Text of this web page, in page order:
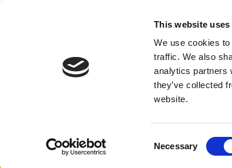
This website
We use cookies
traffic. We also
analytics partners
they’ve collected
website.
o
Necessary
Expand
or
collapse
a
sub
menu
Informes anuales
Informes